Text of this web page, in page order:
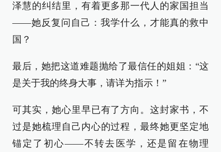
泽慧的纠结里，有着更多那一代人的家国担当
——她反复问自己：我学什么，才能真的救中
国？
最后，她把这道难题抛给了最信任的姐姐：“这
是关于我的终身大事，请详为指示！”
可其实，她心里早已有了方向。这封家书，不
过是她梳理自己内心的过程，最终她更坚定地
锚定了初心——不转去医学，还是留在物理